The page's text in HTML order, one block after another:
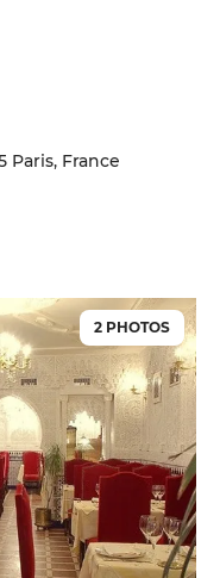
Paris, France
2 PHOTOS